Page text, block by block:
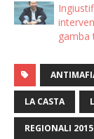
gamba
LA CASTA
REGIONALI 2015